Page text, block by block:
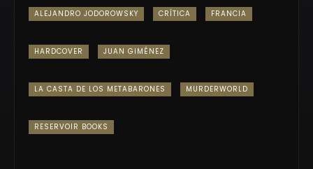
ALEJANDRO JODOROWSKY CRÍTICA FRANCIA
HARDCOVER JUAN GIMÉNEZ
LA CASTA DE LOS METABARONES MURDERWORLD
RESERVOIR BOOKS